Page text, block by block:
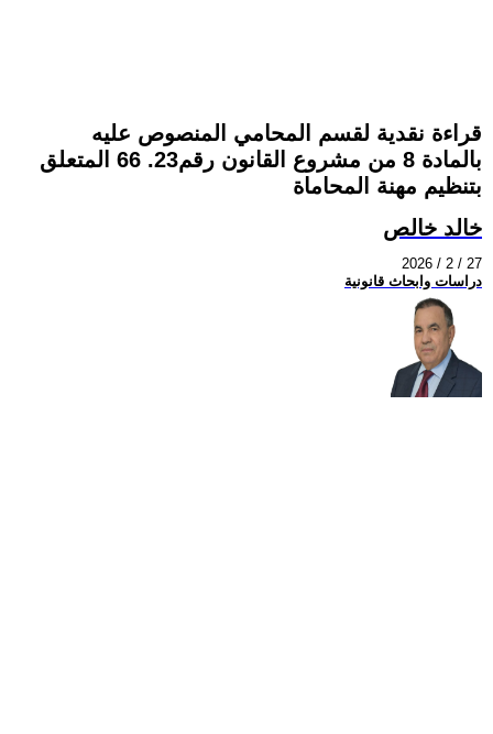
قراءة نقدية لقسم المحامي المنصوص عليه
بالمادة 8 من مشروع القانون رقم23. 66 المتعلق
بتنظيم مهنة المحاماة
خالد خالص
2026 / 2 / 27
دراسات وابحاث قانونية